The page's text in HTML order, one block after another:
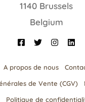
1140 Brussels
Belgium
A propos de nous
de Vente (CGV)
Politique de